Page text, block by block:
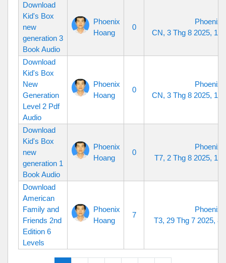
Download
Kid's Box
new
generation 3
Book Audio
Phoenix
Hoang
0
Phoenix
CN, 3 Thg 8 2025,
Download
Kid's Box
New
Generation
Level 2 Pdf
Audio
Phoenix
Hoang
0
Phoenix
CN, 3 Thg 8 2025,
Download
Kid's Box
new
generation 1
Book Audio
Phoenix
Hoang
0
Phoenix
T7, 2 Thg 8 2025,
Download
American
Family and
Friends 2nd
Edition 6
Levels
Phoenix
Hoang
7
Phoenix
T3, 29 Thg 7 2025,